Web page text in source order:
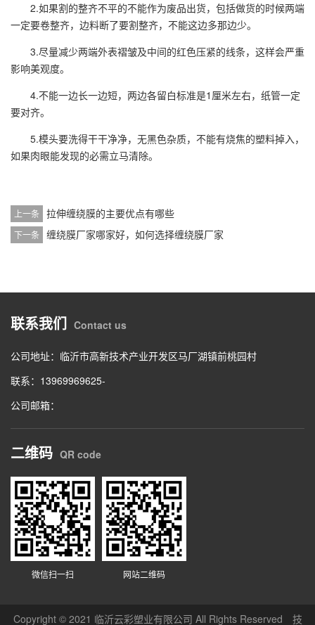
2.如果割的整齐不平的不能作为废品出货，包括做货的时候两端
一定要卷整齐，边料断了要割整齐，不能这边多那边少。
3.尽量减少两端外表褶皱及中间的红色压紧的线条，这样会严重
影响美观度。
4.不能一边长一边短，两边各留白标准是1厘米左右，纸管一定
要对齐。
5.模头要洗得干干净净，无黑色杂质，不能有烧焦的塑料掉入，
如果肉眼能发现的必需立马清除。
上一条 拉伸缠绕膜的主要优点有哪些
下一条 缠绕膜厂家哪家好，如何选择缠绕膜厂家
联系我们 Contact us
公司地址：临沂市高新技术产业开发区马厂湖镇前桃园村
联系：13969969625-
公司邮箱：
二维码 QR code
微信扫一扫 网站二维码
Copyright © 2021 临沂云彩塑业有限公司 All Rights Reserved 技